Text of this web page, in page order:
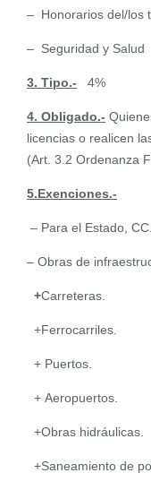
– Honorarios del/los
– Seguridad y Salud
3. Tipo.- 4%
4. Obligado.-
licencias o realicen
(Art. 3.2 Ordenanza
5.Exenciones.-
– Para el Estado,
– Obras de
+Carreteras.
+Ferrocarriles.
+ Puertos.
+ Aeropuertos.
+Obras hidráulicas.
+Saneamiento de